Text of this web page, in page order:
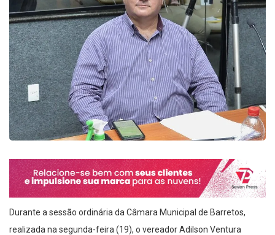
Durante a sessão ordinária da Câmara Municipal de Barretos,
realizada na segunda-feira (19), o vereador Adilson Ventura